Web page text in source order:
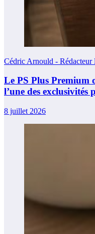
Cédric Arnould -
Le PS Plus Premium
l’une des exclusivités
8 juillet 2026